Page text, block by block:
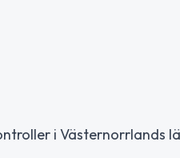
i Västernorrlands